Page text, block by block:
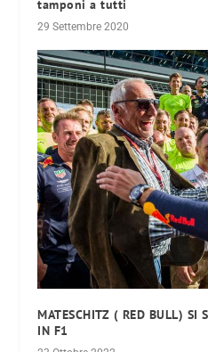
tamponi a tutti
29 Settembre 2020
MATESCHITZ ( RED BULL) SI
IN F1